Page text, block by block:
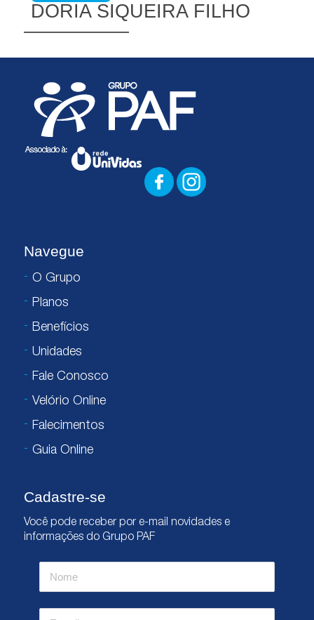
DORIA SIQUEIRA FILHO
Navegue
O Grupo
Planos
Benefícios
Unidades
Fale Conosco
Velório Online
Falecimentos
Guia Online
Cadastre-se
Você pode receber por e-mail novidades e
informações do Grupo PAF